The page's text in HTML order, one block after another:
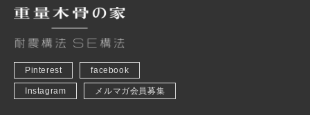
Pinterest facebook
Instagram メルマガ会員募集